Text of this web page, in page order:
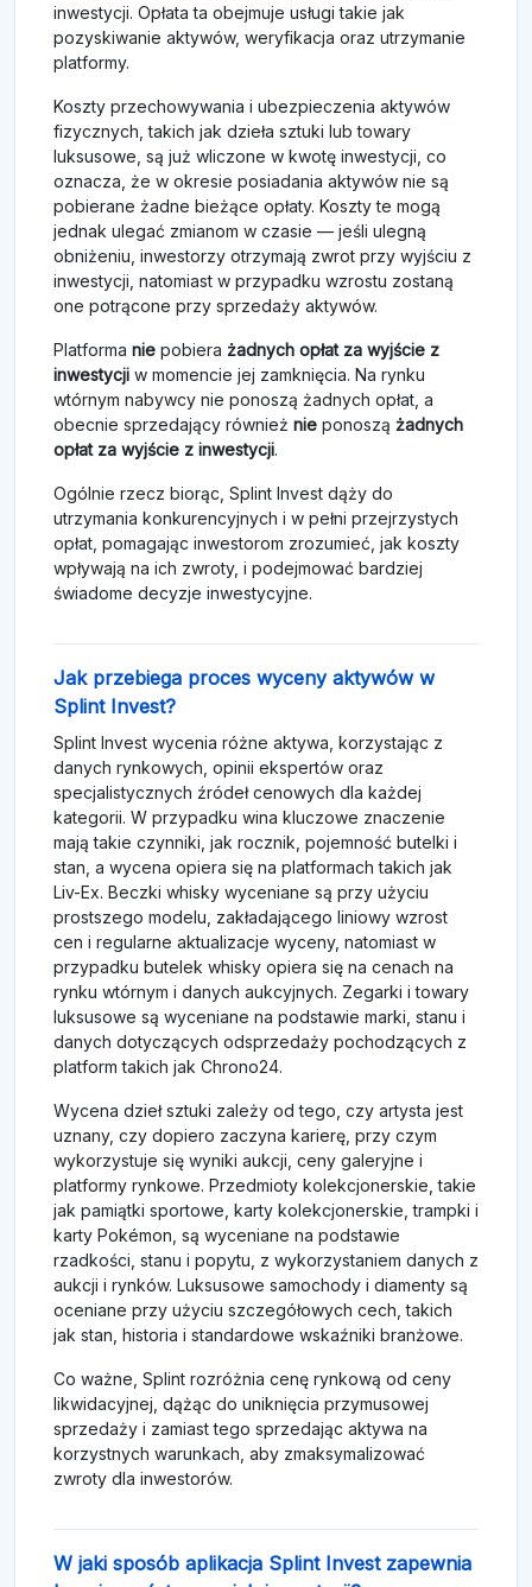
inwestycji. Opłata ta obejmuje usługi takie jak
pozyskiwanie aktywów, weryfikacja oraz utrzymanie
platformy.
Koszty przechowywania i ubezpieczenia aktywów
fizycznych, takich jak dzieła sztuki lub towary
luksusowe, są już wliczone w kwotę inwestycji, co
oznacza, że w okresie posiadania aktywów nie są
pobierane żadne bieżące opłaty. Koszty te mogą
jednak ulegać zmianom w czasie — jeśli ulegną
obniżeniu, inwestorzy otrzymają zwrot przy wyjściu z
inwestycji, natomiast w przypadku wzrostu zostaną
one potrącone przy sprzedaży aktywów.
Platforma nie pobiera żadnych opłat za wyjście z
inwestycji w momencie jej zamknięcia. Na rynku
wtórnym nabywcy nie ponoszą żadnych opłat, a
obecnie sprzedający również nie ponoszą żadnych
opłat za wyjście z inwestycji.
Ogólnie rzecz biorąc, Splint Invest dąży do
utrzymania konkurencyjnych i w pełni przejrzystych
opłat, pomagając inwestorom zrozumieć, jak koszty
wpływają na ich zwroty, i podejmować bardziej
świadome decyzje inwestycyjne.
Jak przebiega proces wyceny aktywów w
Splint Invest?
Splint Invest wycenia różne aktywa, korzystając z
danych rynkowych, opinii ekspertów oraz
specjalistycznych źródeł cenowych dla każdej
kategorii. W przypadku wina kluczowe znaczenie
mają takie czynniki, jak rocznik, pojemność butelki i
stan, a wycena opiera się na platformach takich jak
Liv-Ex. Beczki whisky wyceniane są przy użyciu
prostszego modelu, zakładającego liniowy wzrost
cen i regularne aktualizacje wyceny, natomiast w
przypadku butelek whisky opiera się na cenach na
rynku wtórnym i danych aukcyjnych. Zegarki i towary
luksusowe są wyceniane na podstawie marki, stanu i
danych dotyczących odsprzedaży pochodzących z
platform takich jak Chrono24.
Wycena dzieł sztuki zależy od tego, czy artysta jest
uznany, czy dopiero zaczyna karierę, przy czym
wykorzystuje się wyniki aukcji, ceny galeryjne i
platformy rynkowe. Przedmioty kolekcjonerskie, takie
jak pamiątki sportowe, karty kolekcjonerskie, trampki i
karty Pokémon, są wyceniane na podstawie
rzadkości, stanu i popytu, z wykorzystaniem danych z
aukcji i rynków. Luksusowe samochody i diamenty są
oceniane przy użyciu szczegółowych cech, takich
jak stan, historia i standardowe wskaźniki branżowe.
Co ważne, Splint rozróżnia cenę rynkową od ceny
likwidacyjnej, dążąc do uniknięcia przymusowej
sprzedaży i zamiast tego sprzedając aktywa na
korzystnych warunkach, aby zmaksymalizować
zwroty dla inwestorów.
W jaki sposób aplikacja Splint Invest zapewnia